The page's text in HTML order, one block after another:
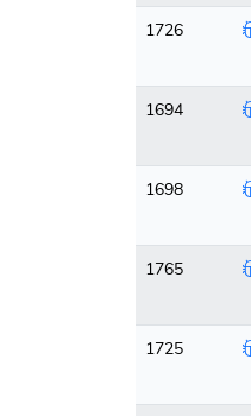
1726
1694
1698
1765
1725